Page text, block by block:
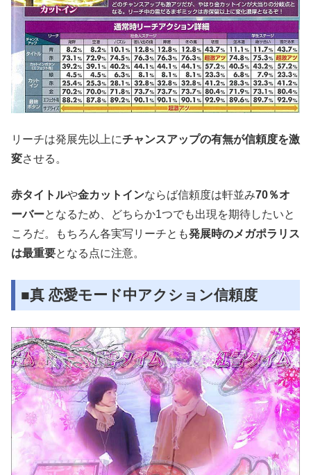
リーチは発展先以上にチャンスアップの有無が信頼度を激
変させる。
赤タイトルや金カットインならば信頼度は軒並み70％オ
ーバーとなるため、どちらか1つでも出現を期待したいと
ころだ。もちろん各実写リーチとも発展時のメガポラリス
は最重要となる点に注意。
■真 恋愛モード中アクション信頼度